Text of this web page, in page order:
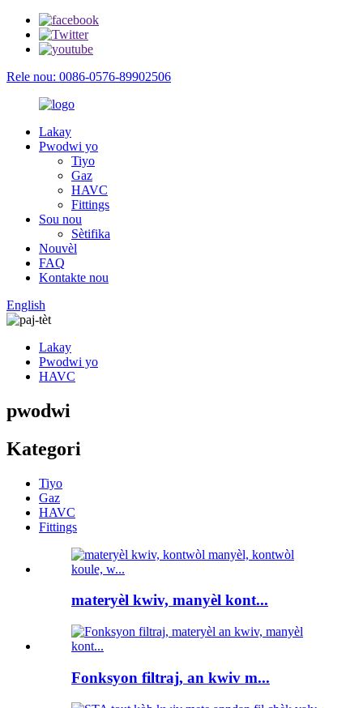
Rele nou: 0086-0576-89902506
Lakay
Pwodwi yo
Tiyo
Gaz
HAVC
Fittings
Sou nou
Sètifika
Nouvèl
FAQ
Kontakte nou
English
Lakay
Pwodwi yo
HAVC
pwodwi
Kategori
Tiyo
Gaz
HAVC
Fittings
materyèl kwiv, manyèl kont...
Fonksyon filtraj, an kwiv m...